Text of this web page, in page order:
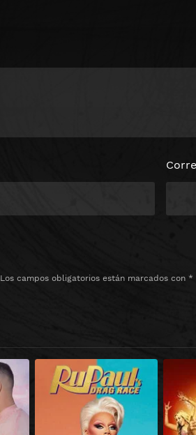
Los campos obligatorios están marcados con *